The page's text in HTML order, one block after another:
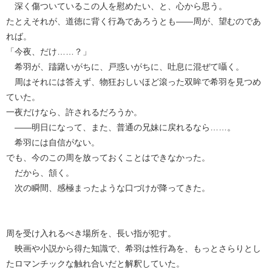
深く傷ついているこの人を慰めたい、と、心から思う。
たとえそれが、道徳に背く行為であろうとも――周が、望むのであ
れば。
「今夜、だけ……？」
希羽が、躊躇いがちに、戸惑いがちに、吐息に混ぜて囁く。
周はそれには答えず、物狂おしいほど滾った双眸で希羽を見つめ
ていた。
一夜だけなら、許されるだろうか。
――明日になって、また、普通の兄妹に戻れるなら……。
希羽には自信がない。
でも、今のこの周を放っておくことはできなかった。
だから、頷く。
次の瞬間、感極まったような口づけが降ってきた。
周を受け入れるべき場所を、長い指が犯す。
映画や小説から得た知識で、希羽は性行為を、もっとさらりとし
たロマンチックな触れ合いだと解釈していた。